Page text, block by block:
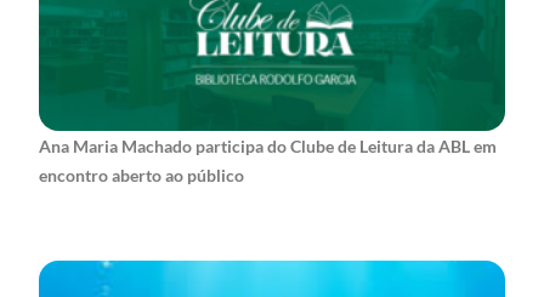
Ana Maria Machado participa do Clube de Leitura da ABL em
encontro aberto ao público